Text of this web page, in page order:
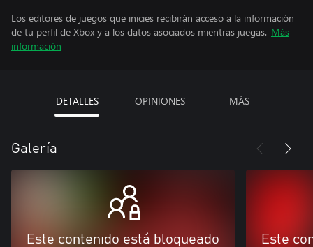
Los editores de juegos que inicies recibirán acceso a la información
de tu perfil de Xbox y a los datos asociados mientras juegas. Más
información
DETALLES OPINIONES MÁS
Galería
Este contenido está bloqueado Este